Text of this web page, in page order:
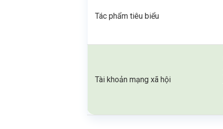
Tác phẩm tiêu biểu
Tài khoản mạng xã hội